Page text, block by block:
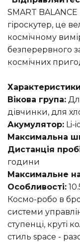
SMART
гіроскутер, це
космічному
безперервного
космічних
Вікова група:
дівчинки, для
Акумулятор: Li-
Максимальна
Дистанція
години
Максимальне
Особливості:
Космо-робо в
системи
ступенці, круті
стиль space -